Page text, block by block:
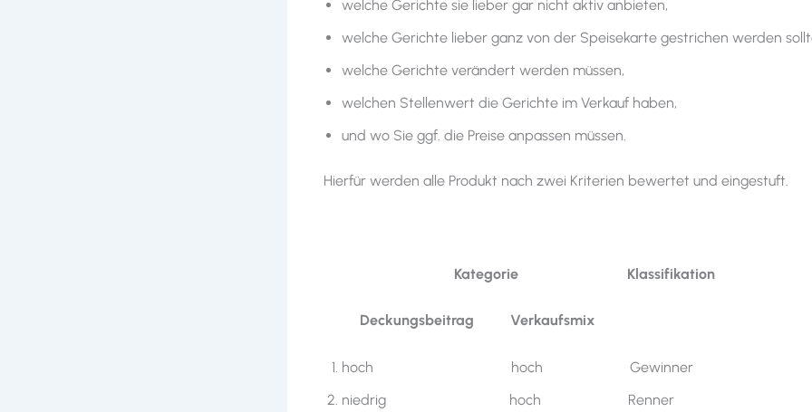
welche Gerichte sie lieber gar nicht aktiv anbieten,
welche Gerichte lieber ganz von der Speisekarte gestrichen werden
welche Gerichte verändert werden müssen,
welchen Stellenwert die Gerichte im Verkauf haben,
und wo Sie ggf. die Preise anpassen müssen.
Hierfür werden alle Produkt nach zwei Kriterien bewertet und eingestuft.
Kategorie Klassifikation
Deckungsbeitrag Verkaufsmix
hoch hoch Gewinner
niedrig hoch Renner